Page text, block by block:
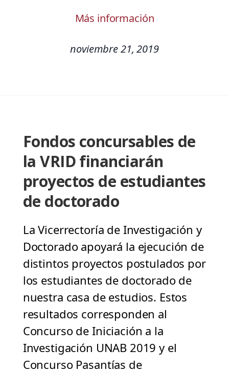
Más información
noviembre 21, 2019
Fondos concursables de
la VRID financiarán
proyectos de estudiantes
de doctorado
La Vicerrectoría de Investigación y
Doctorado apoyará la ejecución de
distintos proyectos postulados por
los estudiantes de doctorado de
nuestra casa de estudios. Estos
resultados corresponden al
Concurso de Iniciación a la
Investigación UNAB 2019 y el
Concurso Pasantías de